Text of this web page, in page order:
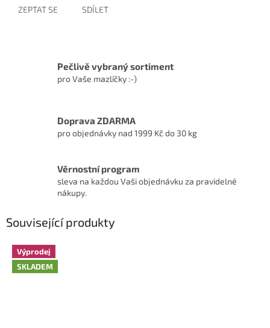
ZEPTAT SE SDÍLET
Pečlivě vybraný sortiment
pro Vaše mazlíčky :-)
Doprava ZDARMA
pro objednávky nad 1999 Kč do 30 kg
Věrnostní program
sleva na každou Vaši objednávku za pravidelné
nákupy.
Související produkty
Výprodej
SKLADEM